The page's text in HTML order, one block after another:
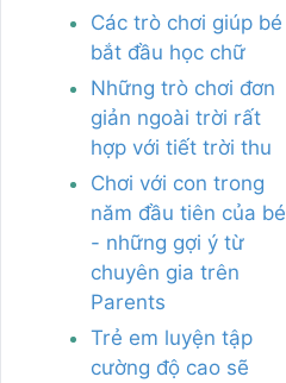
Các trò chơi giúp bé
bắt đầu học chữ
Những trò chơi đơn
giản ngoài trời rất
hợp với tiết trời thu
Chơi với con trong
năm đầu tiên của bé
- những gợi ý từ
chuyên gia trên
Parents
Trẻ em luyện tập
cường độ cao sẽ